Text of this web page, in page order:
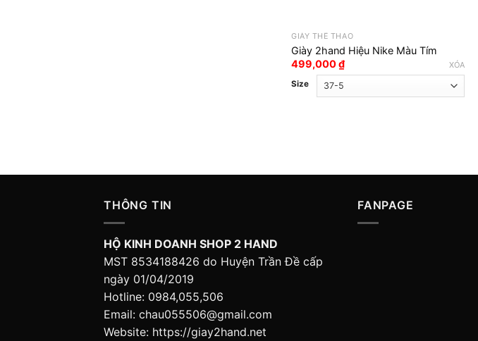
GIÀY THỂ THAO
Giày 2hand Hiệu Nike Màu Tím
499,000₫
Size
XÓA
THÔNG TIN
HỘ KINH DOANH SHOP 2 HAND
MST 8534188426 do Huyện Trần Đề cấp
ngày 01/04/2019
Hotline: 0984,055,506
Email: chau055506@gmail.com
Website: https://giay2hand.net
FANPAGE